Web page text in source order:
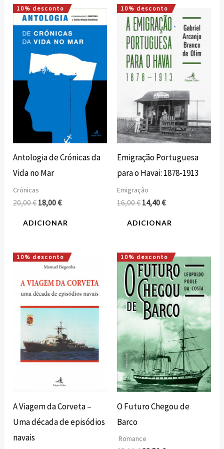
10% desconto
Antologia de Crónicas da
Vida no Mar
Crónicas
20,00€
O
preço
original
era:
18,00€
O
preço
atual
é:
ADICIONAR
10% desconto
Emigração Portuguesa
para o Havai: 1878-1913
Emigração
16,00€
O
preço
original
era:
16,00 €.
14,40€
O
preço
atual
é:
14,40 €.
ADICIONAR
10% desconto
A Viagem da Corveta –
Uma década de episódios
navais
O
preço
original
era:
12,00 €.
O
preço
atual
é:
10,80 €.
10% desconto
O Futuro Chegou de
Barco
Romance
O
preço
original
era:
25,00 €.
O
preço
atual
é:
22,50 €.